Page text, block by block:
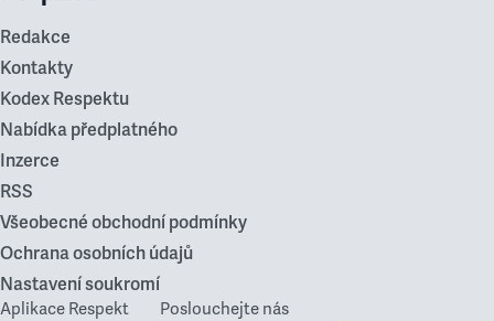
Redakce
Kontakty
Kodex Respektu
Nabídka předplatného
Inzerce
RSS
Všeobecné obchodní podmínky
Ochrana osobních údajů
Nastavení soukromí
Aplikace Respekt Poslouchejte nás